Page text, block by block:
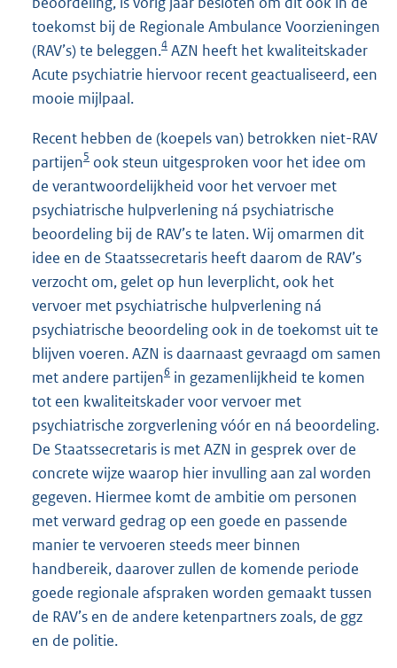
toekomst bij de Regionale Ambulance Voorzieningen
(RAV’s) te beleggen.4 AZN heeft het kwaliteitskader
Acute psychiatrie hiervoor recent geactualiseerd, een
mooie mijlpaal.
Recent hebben de (koepels van) betrokken niet-RAV
partijen5 ook steun uitgesproken voor het idee om
de verantwoordelijkheid voor het vervoer met
psychiatrische hulpverlening ná psychiatrische
beoordeling bij de RAV’s te laten. Wij omarmen dit
idee en de Staatssecretaris heeft daarom de RAV’s
verzocht om, gelet op hun leverplicht, ook het
vervoer met psychiatrische hulpverlening ná
psychiatrische beoordeling ook in de toekomst uit te
blijven voeren. AZN is daarnaast gevraagd om samen
met andere partijen6 in gezamenlijkheid te komen
tot een kwaliteitskader voor vervoer met
psychiatrische zorgverlening vóór en ná beoordeling.
De Staatssecretaris is met AZN in gesprek over de
concrete wijze waarop hier invulling aan zal worden
gegeven. Hiermee komt de ambitie om personen
met verward gedrag op een goede en passende
manier te vervoeren steeds meer binnen
handbereik, daarover zullen de komende periode
goede regionale afspraken worden gemaakt tussen
de RAV’s en de andere ketenpartners zoals, de ggz
en de politie.